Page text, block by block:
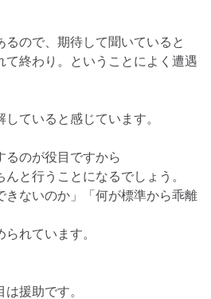
るので、期待して聞いていると
て終わり。ということによく遭遇
ていると感じています。
るのが役目ですから
と行うことになるでしょう。
きないのか」「何が標準から乖離
れています。
援助です。